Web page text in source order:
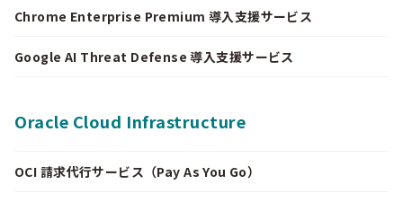
Chrome Enterprise Premium 導入支援サービス
Google AI Threat Defense 導入支援サービス
Oracle Cloud Infrastructure
OCI 請求代行サービス（Pay As You Go）